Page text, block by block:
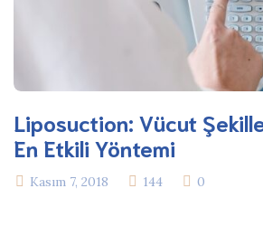
Liposuction: Vücut
En Etkili Yöntemi
Kasım 7, 2018 144 0